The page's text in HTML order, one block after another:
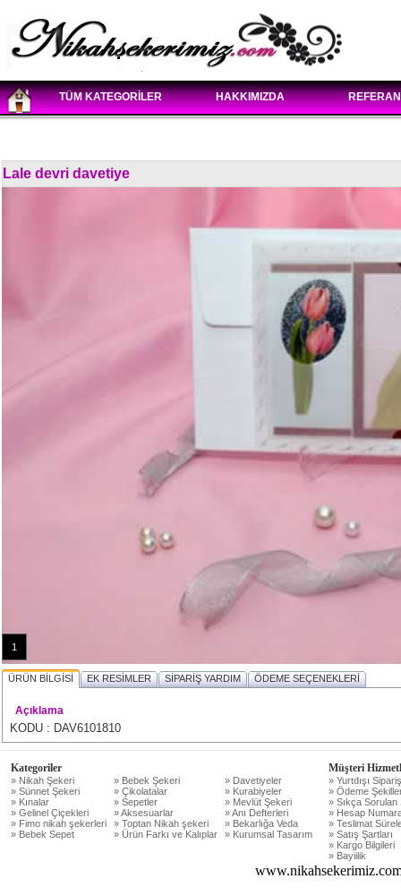
TÜM KATEGORİLER HAKKIMIZDA
Lale devri davetiye
1
ÜRÜN BİLGİSİ EK RESİMLER SİPARİŞ YARDIM ÖDEME SEÇENEKLERİ
Açıklama
KODU : DAV6101810
Kategoriler
» Nikah Şekeri » Bebek Şekeri
» Davetiyeler
» Sünnet Şekeri
» Çikolatalar
» Kurabiyeler
» Kınalar
» Sepetler
» Mevlüt Şekeri
» Gelinel Çiçekleri
» Aksesuarlar
» Anı Defterleri
» Fimo nikah şekerleri
» Toptan Nikah şekeri
» Bekarlığa Veda
» Bebek Sepet
» Ürün Farkı ve Kalıplar » Kurumsal Tasarım
Müşteri
» Yurtdışı
» Ödeme
» Sıkça Sorulan
» Hesap
» Teslimat
» Satış Şartları
» Kargo Bilgileri
» Bayiilik